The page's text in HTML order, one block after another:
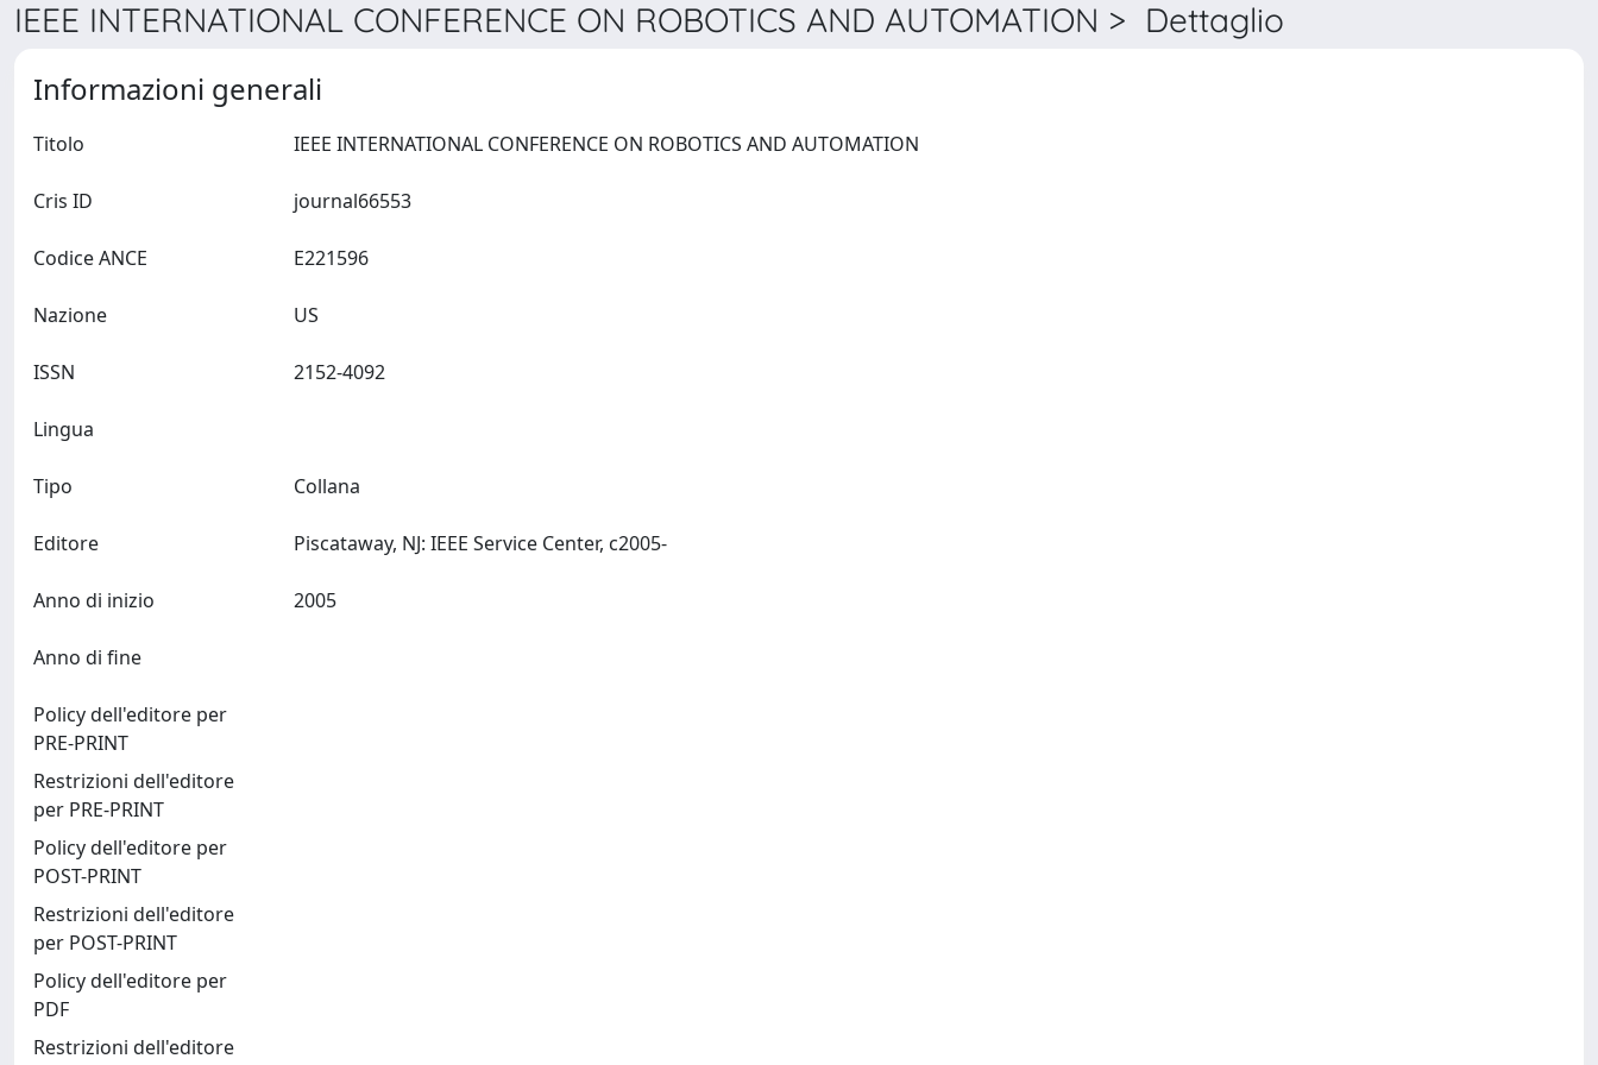
IEEE INTERNATIONAL CONFERENCE ON ROBOTICS AND AUTOMATION > Dettaglio
Informazioni generali
Titolo
Cris ID
Codice ANCE
Nazione
ISSN
Lingua
Tipo Collana
Editore
Anno di inizio
Anno di fine
Policy dell'editore per
PRE-PRINT
Restrizioni dell'editore
per PRE-PRINT
Policy dell'editore per
POST-PRINT
Restrizioni dell'editore
per POST-PRINT
Policy dell'editore per
PDF
Restrizioni dell'editore